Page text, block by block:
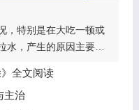
，特别是在大吃一顿或
，产生的原因主要是
全文阅读
。包括完整目录、共计
主治